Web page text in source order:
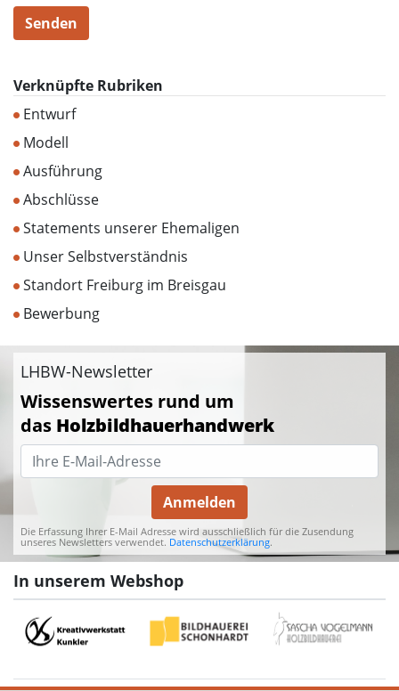
Verknüpfte Rubriken
Entwurf
Modell
Ausführung
Abschlüsse
Statements unserer Ehemaligen
Unser Selbstverständnis
Standort Freiburg im Breisgau
Bewerbung
LHBW-Newsletter
Wissenswertes rund um
das Holzbildhauerhandwerk
Anmelden
Die Erfassung Ihrer E-Mail Adresse wird ausschließlich für die Zusendung
unseres Newsletters verwendet. Datenschutzerklärung.
In unserem Webshop